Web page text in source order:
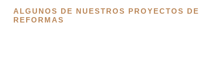
ALGUNOS DE NUESTROS PROYECTOS DE
REFORMAS